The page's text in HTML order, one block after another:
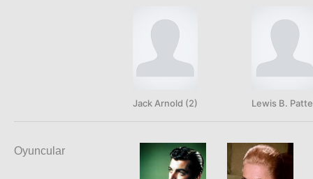
Jack Arnold (2) Lewis B.
Oyuncular